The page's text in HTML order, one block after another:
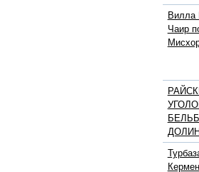
Вилла
Чаир
Кермен